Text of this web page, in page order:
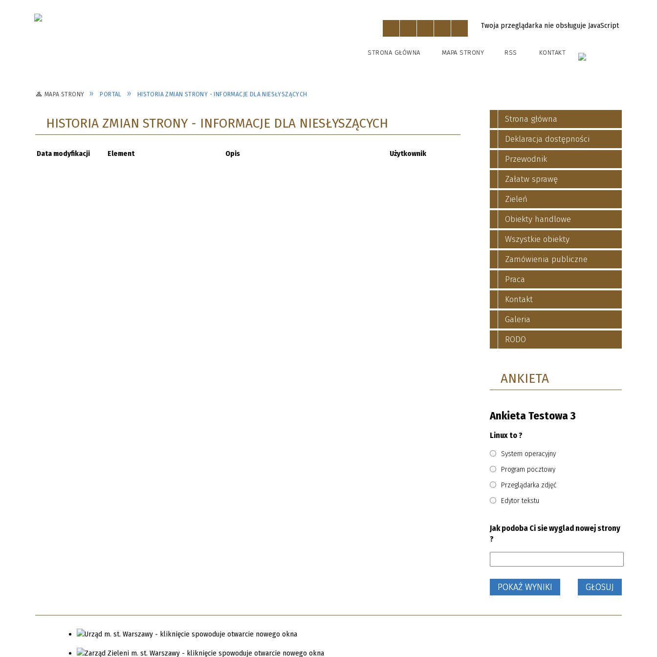
Twoja przeglądarka nie obsługuje JavaScript
STRONA GŁÓWNA MAPA STRONY RSS KONTAKT
MAPA STRONY PORTAL HISTORIA ZMIAN STRONY - INFORMACJE DLA NIESŁYSZĄCYCH
HISTORIA ZMIAN STRONY - INFORMACJE DLA NIESŁYSZĄCYCH
Data modyfikacji Element Opis Użytkownik
Strona główna
Deklaracja dostępności
Przewodnik
Załatw sprawę
Zieleń
Obiekty handlowe
Wszystkie obiekty
Zamówienia publiczne
Praca
Kontakt
Galeria
RODO
ANKIETA
Ankieta Testowa 3
Linux to ?
System operacyjny
Program pocztowy
Przeglądarka zdjęć
Edytor tekstu
Jak podoba Ci sie wyglad nowej strony
?